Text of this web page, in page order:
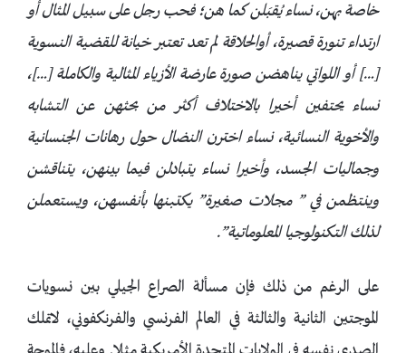
خاصة بهن، نساء يُقبَلن كما هن؛ فحب رجل على سبيل المثال أو
ارتداء تنورة قصيرة، أوالحلاقة لم تعد تعتبر خيانة للقضية النسوية
[…] أو اللواتي يناهضن صورة عارضة الأزياء المثالية والكاملة […]،
نساء يحتفين أخيرا بالاختلاف أكثر من بحثهن عن التشابه
والأخوية النسائية، نساء اخترن النضال حول رهانات الجنسانية
وجماليات الجسد، وأخيرا نساء يتبادلن فيما بينهن، يتناقشن
وينتظمن في ” مجلات صغيرة” يكتبنها بأنفسهن، ويستعملن
لذلك التكنولوجيا المعلوماتية”.
على الرغم من ذلك فإن مسألة الصراع الجيلي بين نسويات
الموجتين الثانية والثالثة في العالم الفرنسي والفرنكفوني، لاتملك